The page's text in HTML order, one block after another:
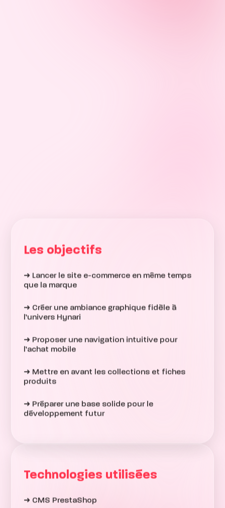
Les objectifs
➜ Lancer le site e-commerce en même temps
que la marque
➜ Créer une ambiance graphique fidèle à
l’univers Hynari
➜ Proposer une navigation intuitive pour
l’achat mobile
➜ Mettre en avant les collections et fiches
produits
➜ Préparer une base solide pour le
développement futur
Technologies utilisées
➜ CMS PrestaShop